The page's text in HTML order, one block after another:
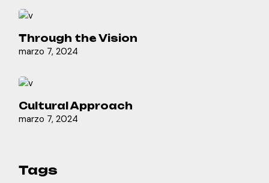
Through the Vision
marzo 7, 2024
Cultural Approach
marzo 7, 2024
Tags